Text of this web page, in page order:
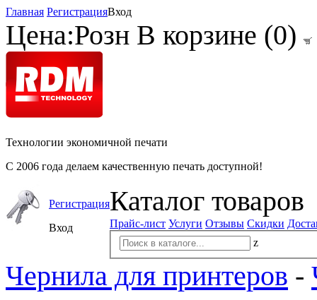
Главная РегистрацияВход
Цена:Розн В корзине (0)
Технологии экономичной печати
С 2006 года делаем качественную печать доступной!
Регистрация
Вход
Каталог товаров
Прайс-лист Услуги Отзывы Скидки
z
Чернила для принтеров -